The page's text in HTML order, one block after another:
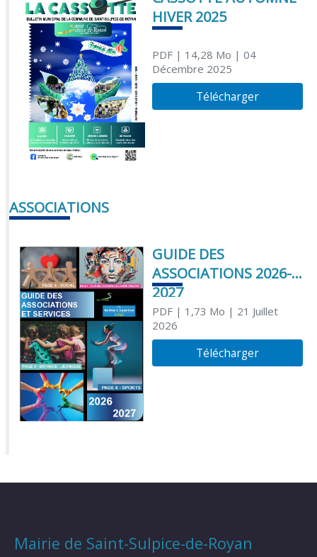
HIVER 2025
PDF| 14,28 Mo | 04
Décembre 2025
Télécharger
ASSOCIATIONS
GUIDE DES
ASSOCIATIONS 2026-
2027
PDF| 1,73 Mo | 21 Juillet
2026
Télécharger
Mairie de Saint-Sulpice-de-Royan